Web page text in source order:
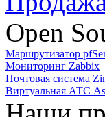
Open
Маршрутизатор
Мониторинг Zabbix
Почтовая система
Виртуальная АТС